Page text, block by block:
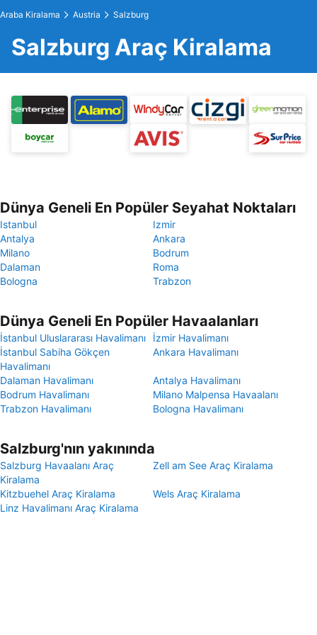
Araba Kiralama Austria Salzburg
Salzburg Araç Kiralama
Dünya Geneli En Popüler Seyahat Noktaları
Istanbul
Izmir
Antalya
Ankara
Milano
Bodrum
Dalaman
Roma
Bologna
Trabzon
Dünya Geneli En Popüler Havaalanları
İstanbul Uluslararası Havalimanı
İzmir Havalimanı
İstanbul Sabiha Gökçen
Havalimanı
Ankara Havalimanı
Dalaman Havalimanı
Antalya Havalimanı
Bodrum Havalimanı
Milano Malpensa Havaalanı
Trabzon Havalimanı
Bologna Havalimanı
Salzburg'nın yakınında
Salzburg Havaalanı Araç
Kiralama
Zell am See Araç Kiralama
Kitzbuehel Araç Kiralama
Wels Araç Kiralama
Linz Havalimanı Araç Kiralama